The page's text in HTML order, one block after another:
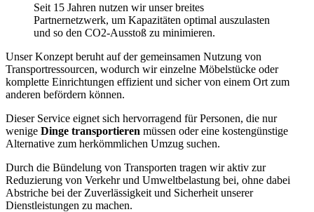
Seit 15 Jahren nutzen wir unser breites
Partnernetzwerk, um Kapazitäten optimal auszulasten
und so den CO2-Ausstoß zu minimieren.
Unser Konzept beruht auf der gemeinsamen Nutzung von
Transportressourcen, wodurch wir einzelne Möbelstücke oder
komplette Einrichtungen effizient und sicher von einem Ort zum
anderen befördern können.
Dieser Service eignet sich hervorragend für Personen, die nur
wenige Dinge transportieren müssen oder eine kostengünstige
Alternative zum herkömmlichen Umzug suchen.
Durch die Bündelung von Transporten tragen wir aktiv zur
Reduzierung von Verkehr und Umweltbelastung bei, ohne dabei
Abstriche bei der Zuverlässigkeit und Sicherheit unserer
Dienstleistungen zu machen.